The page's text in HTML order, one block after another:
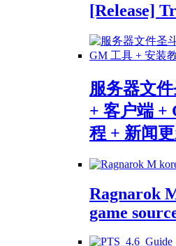
[Release]
服务器文
+ 客户端 +
程 + 新闻
Ragnarok
game